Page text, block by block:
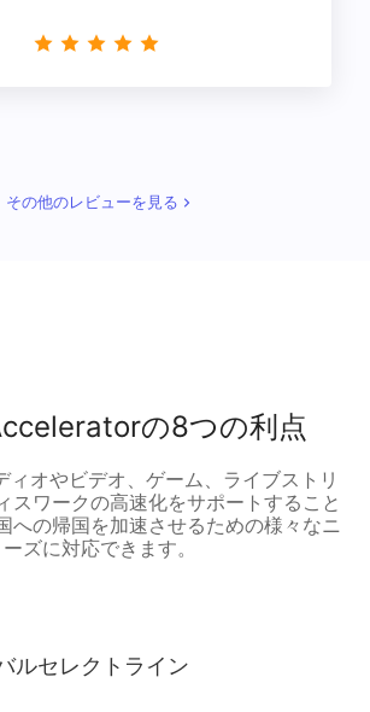
その他のレビューを見る
の8つの利点
ィオやビデオ、ゲーム、ライブストリ
スワークの高速化をサポートすること
への帰国を加速させるための様々なニ
ーズに対応できます。
ルセレクトライン